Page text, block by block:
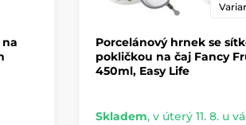
na
Porcelánový hrnek se
pokličkou na čaj Fancy
450ml, Easy Life
Skladem, v úterý 11. 8. u